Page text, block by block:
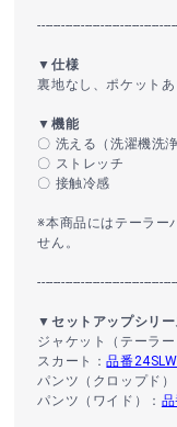
▼仕様
裏地なし、ポケット
▼機能
〇 洗える（洗濯機洗浄
〇 ストレッチ
〇 接触冷感
※本商品にはテーラー
せん。
▼セットアップシリ
ジャケット（テーラ
スカート：品番
パンツ（クロップド
パンツ（ワイド）：